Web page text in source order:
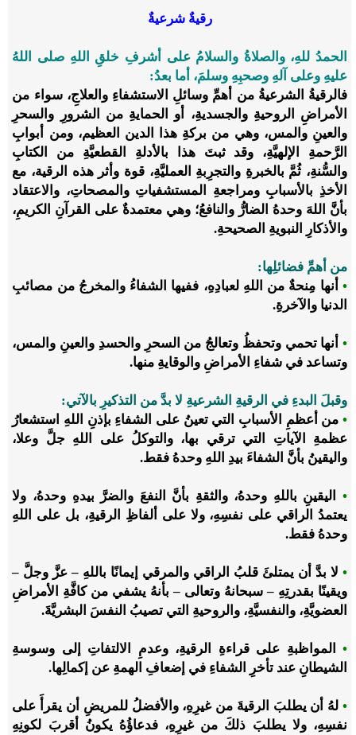
رقيةٌ شرعيةٌ
الحمدُ للهِ، والصلاةُ والسلامُ على أشرفِ خلقِ اللهِ صلى اللهُ
عليهِ وعلى آلهِ وصحبِهِ وسلمَ، أما بعدُ:
فالرقيةُ الشرعيةُ من أهمِّ وسائلِ الاستشفاءِ والعلاجِ، سواء من
الأمراضِ الروحيةِ والجسديةِ، أو الحمايةِ من الشرورِ والسحرِ
والعينِ والمس، وهي من بركةِ هذا الدين العظيم، ومن أبوابِ
الرَّحمةِ الإلهيَّةِ، وقد ثبتَ هذا بالأدلةِ القطعيَّةِ من الكتابِ
والسُّنةِ، ثُمَّ بالخبرةِ والتجرِبةِ العمليَّةِ، قوة وأثر هذه الرقية، مع
الأخذِ بالأسبابِ ومراجعةِ المستشفياتِ والمصحاتِ، والاعتقاد
بأنَّ اللهَ وحدهُ الضارُّ والنافعُ؛ وهي معتمدةٌ على القرآنِ الكريمِ،
والأذكارِ النبويةِ الصحيحةِ.
من أهمِّ فضائلِها:
• أنها مِنحةٌ من اللهِ لعبادِهِ، ففيها الشفاءُ والمخرجُ من مصائبِ
الدنيا والآخرةِ.
• أنها تحمي وتحفظُ وتعالجُ من السحرِ والحسدِ والعينِ والمس،
وتساعد في شفاءِ الأمراضِ والوقايةِ منها.
وقبلَ البدءِ في الرقيةِ الشرعيةِ لا بدَّ من التذكيرِ بالآتي:
• من أعظمِ الأسبابِ التي تعينُ على الشفاءِ بإذنِ اللهِ استشعارُ
عظمةِ الآياتِ التي ترقي بها، والتوكلُ على اللهِ جلَّ وعلا،
واليقينُ بأنَّ الشفاءَ بيدِ اللهِ وحدهُ فقط.
• اليقينِ باللهِ وحدهُ، والثقةِ بأنَّ النفعَ والضرَّ بيدهِ وحدهُ، ولا
يعتمدُ الراقي على نفسِهِ، ولا على ألفاظِ الرقيةِ، بل على اللهِ
وحدهُ فقط.
• لا بدَّ أن يمتلئَ قلبُ الراقي والمرقي إيمانًا باللهِ – عزَّ وجلَّ –
ويقينًا بقدرتِهِ – سبحانهُ وتعالى – بأنهُ يشفي من كافَّةِ الأمراضِ
العضويَّةِ، والنفسيَّةِ، والروحيةِ التي تصيبُ النفسَ البشريَّةَ.
• المواظبةِ على قراءةِ الرقيةِ، وعدمِ الالتفاتِ إلى وسوسةِ
الشيطانِ عند تأخرِ الشفاءِ في إضعافِ الهمةِ عن إكمالِها.
• لهُ أن يطلبَ الرقيةَ من غيرِهِ، والأفضلُ للمريضِ أن يقرأَ على
نفسِهِ، ولا يطلبَ ذلكَ من غيرِهِ، فدعاؤُهُ يكونُ أقربَ لكونِهِ